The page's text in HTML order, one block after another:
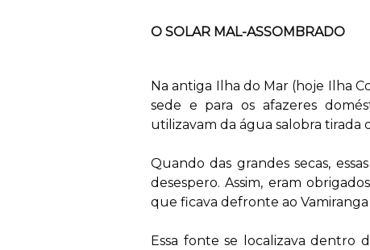
O SOLAR MAL-ASSOMBRADO
Na antiga Ilha do Mar (hoje Ilha
sede e para os afazeres
utilizavam da água salobra tirada
Quando das grandes secas,
desespero. Assim, eram
que ficava defronte ao
Essa fonte se localizava dentro